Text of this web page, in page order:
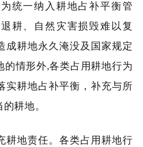
统一纳入耕地占补平衡管
耕、自然灾害损毁难以复
成耕地永久淹没及国家规定
的情形外,各类占用耕地行为
实耕地占补平衡，补充与所
耕地。
地责任。各类占用耕地行